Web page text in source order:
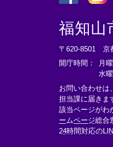
外
部
リ
ン
ク
外
部
リ
ン
ク
福知山
〒620-8501 京
開庁時間： 月
水
お問い合わせは
担当課に届きま
該当ページがわ
ームページ総合
24時間対応の